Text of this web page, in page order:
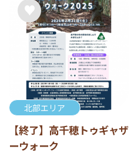
北部エリア
【終了】高千穂トゥギャザ
ーウォーク